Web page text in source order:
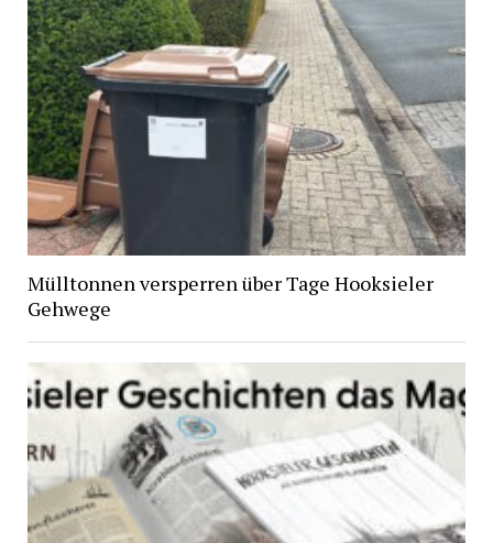
Mülltonnen versperren über Tage Hooksieler
Gehwege